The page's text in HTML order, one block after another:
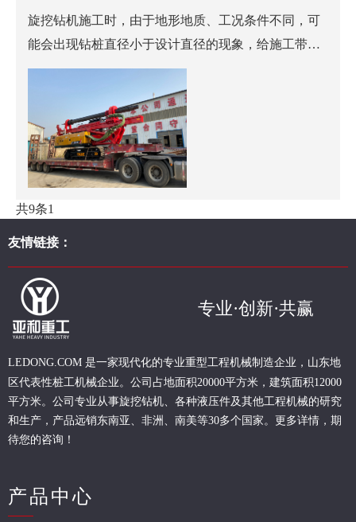
旋挖钻机施工时，由于地形地质、工况条件不同，可
能会出现钻桩直径小于设计直径的现象，给施工带来
困难，遇到这种情况，山东亚和重工小编建议大家仔
细排查以下几个方面，来解决 小型旋挖钻机 钻桩直径
低于设计数据。 首先，亚和重工先教大家如何预防和
解决
共9条1
友情链接：
专业·创新·共赢
LEDONG.COM 是一家现代化的专业重型工程机械制造企业，山东地
区代表性桩工机械企业。 公司占地面积20000平方米，建筑面积12000
平方米。公司专业从事旋挖钻机、各种液压件及其他工程机械的研究
和生产，产品远销东南亚、非洲、南美等30多个国家。更多详情，期
待您的咨询！
产品中心